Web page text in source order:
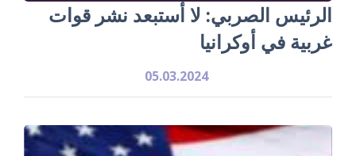
الرئيس الصربي: لا أستبعد نشر قوات
غربية في أوكرانيا
05.03.2024